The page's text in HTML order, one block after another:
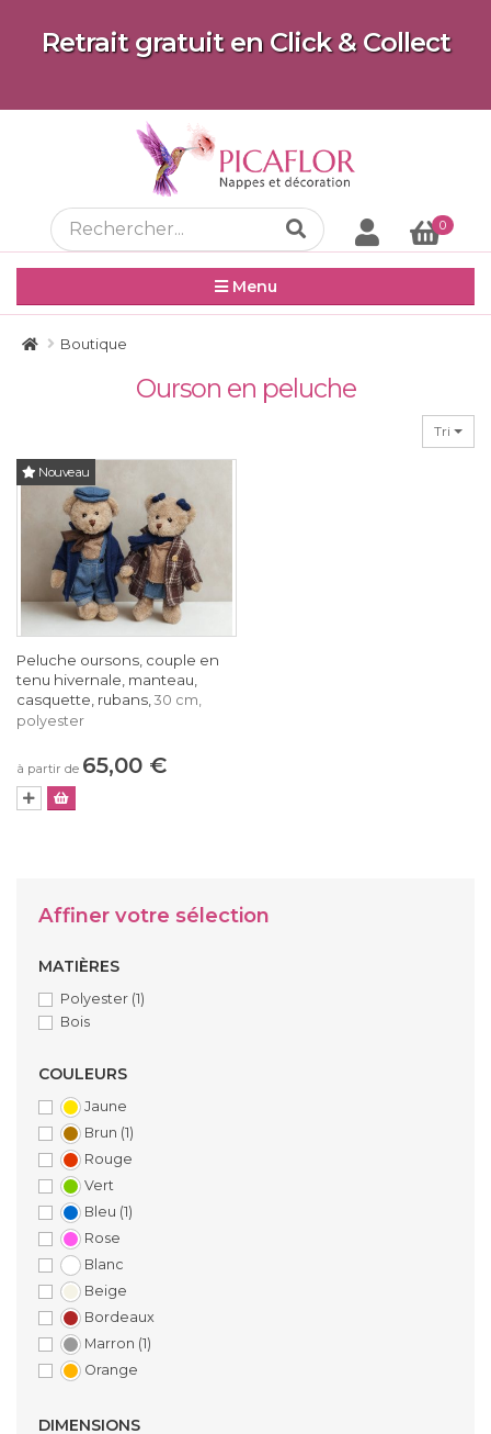
Retrait gratuit en Click & Collect
0
Menu
Boutique
Ourson en peluche
Tri
Nouveau
Peluche oursons, couple en
tenu hivernale, manteau,
casquette, rubans, 30 cm,
polyester
à partir de 65,00 €
Affiner votre sélection
MATIÈRES
Polyester (1)
Bois
COULEURS
Jaune
Brun (1)
Rouge
Vert
Bleu (1)
Rose
Blanc
Beige
Bordeaux
Marron (1)
Orange
DIMENSIONS